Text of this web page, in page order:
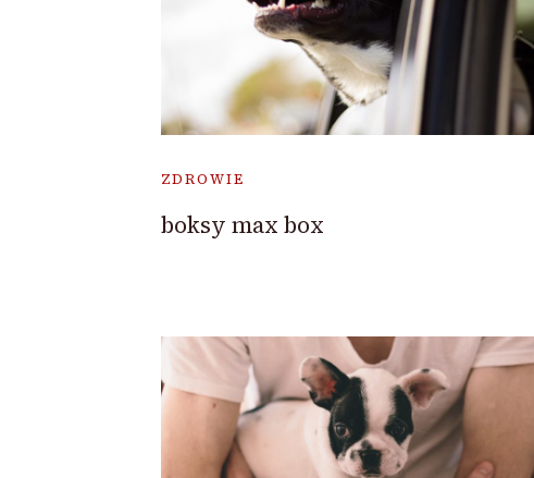
ZDROWIE
boksy max box